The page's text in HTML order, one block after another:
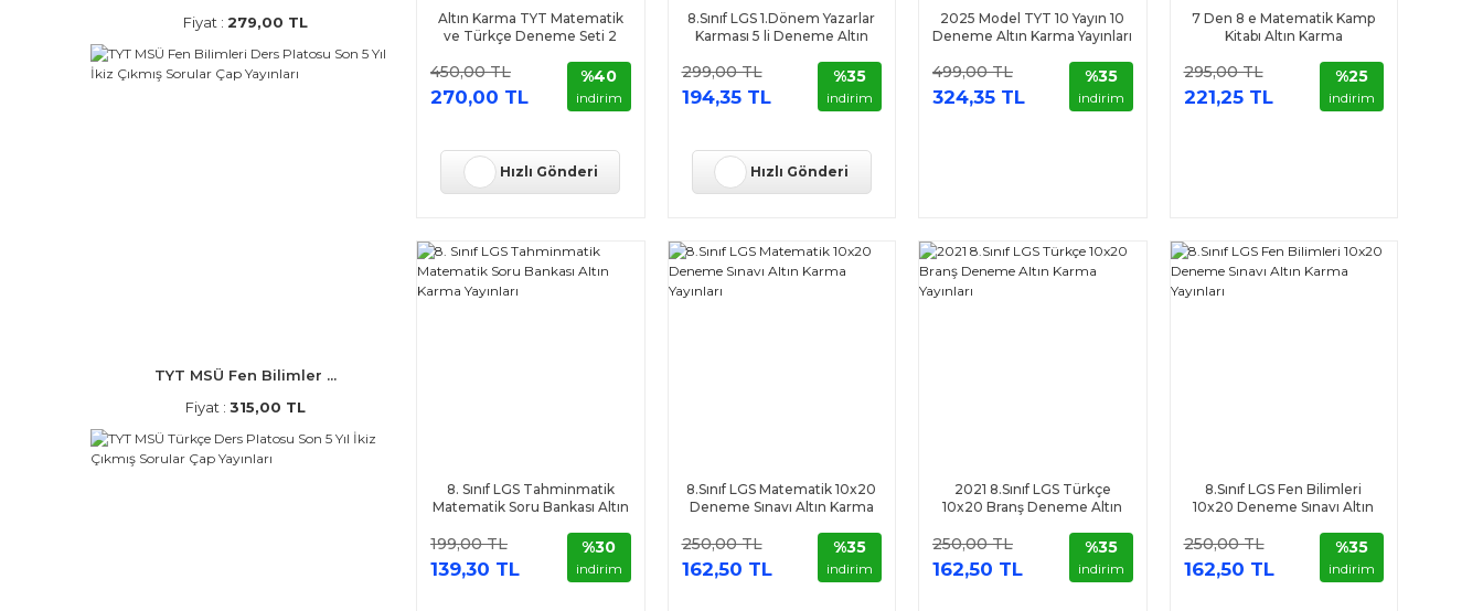
Fiyat : 279,00 TL
TYT MSÜ Fen Bilimler ...
Fiyat : 315,00 TL
Altın Karma TYT Matematik
ve Türkçe Deneme Seti 2
450,00 TL
270,00 TL
%40
indirim
Hızlı Gönderi
8.Sınıf LGS 1.Dönem Yazarlar
Karması 5 li Deneme Altın
299,00 TL
194,35 TL
%35
indirim
Hızlı Gönderi
2025 Model TYT 10 Yayın 10
Deneme Altın Karma Yayınları
499,00 TL
324,35 TL
%35
indirim
7 Den 8 e Matematik Kamp
Kitabı Altın Karma
295,00 TL
221,25 TL
%25
indirim
8. Sınıf LGS Tahminmatik
Matematik Soru Bankası Altın
199,00 TL
139,30 TL
%30
indirim
8.Sınıf LGS Matematik 10x20
Deneme Sınavı Altın Karma
250,00 TL
162,50 TL
%35
indirim
2021 8.Sınıf LGS Türkçe
10x20 Branş Deneme Altın
250,00 TL
162,50 TL
%35
indirim
8.Sınıf LGS Fen Bilimleri
10x20 Deneme Sınavı Altın
250,00 TL
162,50 TL
%35
indirim